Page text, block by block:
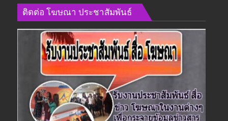
ติดต่อ​ โฆษณา​ ประชาสัมพันธ์